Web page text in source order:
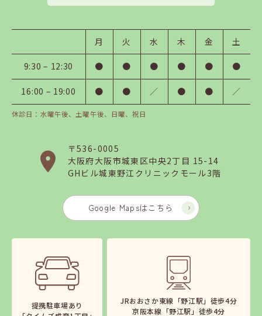
月 火 水 木 金 土
9:30 – 12:30 ● ● ● ● ● ●
16:00 – 19:00 ● ● ／ ● ● ／
休診日：水曜午後、土曜午後、日曜、祝日
〒536-0005
大阪府大阪市城東区中央2丁目 15-14
GHビル城東野江クリニックモール3階
Google Mapsはこちら
提携駐車場あり
JRおおさか東線「野江駅」徒歩4分
京阪本線「野江駅」徒歩4分